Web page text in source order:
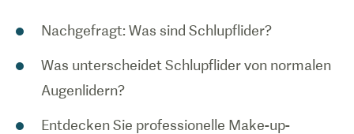
Nachgefragt: Was sind Schlupflider?
Was unterscheidet Schlupflider von normalen
Augenlidern?
Entdecken Sie professionelle Make-up-